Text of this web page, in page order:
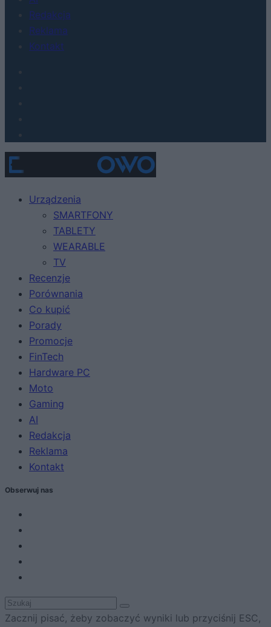
Redakcja
Reklama
Kontakt
Urządzenia
SMARTFONY
TABLETY
WEARABLE
TV
Recenzje
Porównania
Co kupić
Porady
Promocje
FinTech
Hardware PC
Moto
Gaming
AI
Redakcja
Reklama
Kontakt
Obserwuj nas
Zacznij pisać, żeby zobaczyć wyniki lub przyciśnij ESC,